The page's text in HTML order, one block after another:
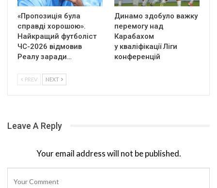
«Пропозиція була
справді хорошою».
Найкращий футболіст
ЧС-2026 відмовив
Реалу заради…
Динамо здобуло важку
перемогу над
Карабахом
у кваліфікації Ліги
конференцій
PREV NEXT
Leave A Reply
Your email address will not be published.